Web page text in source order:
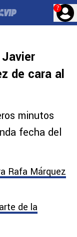
?
de cara al
minutos
fecha del
Rafa Márquez
de la